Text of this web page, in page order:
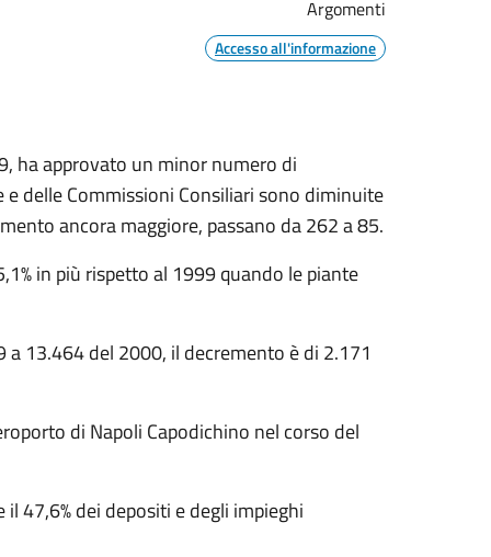
Argomenti
Accesso all'informazione
ha approvato un minor numero di
delle Commissioni Consiliari sono diminuite
ancora maggiore, passano da 262 a 85.
in più rispetto al 1999 quando le piante
13.464 del 2000, il decremento è di 2.171
di Napoli Capodichino nel corso del
47,6% dei depositi e degli impieghi